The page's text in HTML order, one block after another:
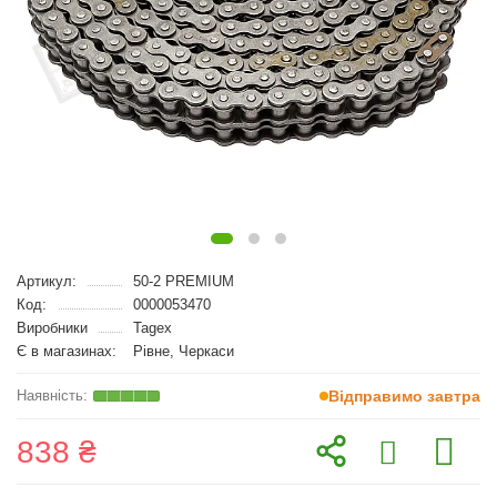
Артикул:
50-2 PREMIUM
Код:
0000053470
Виробники
Tagex
Є в магазинах:
Рівне, Черкаси
Відправимо завтра
838 ₴